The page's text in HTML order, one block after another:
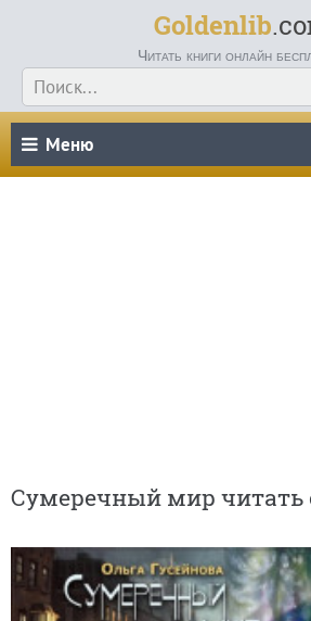
Goldenlib
Читать книги онлайн
Меню
Сумеречный мир читать